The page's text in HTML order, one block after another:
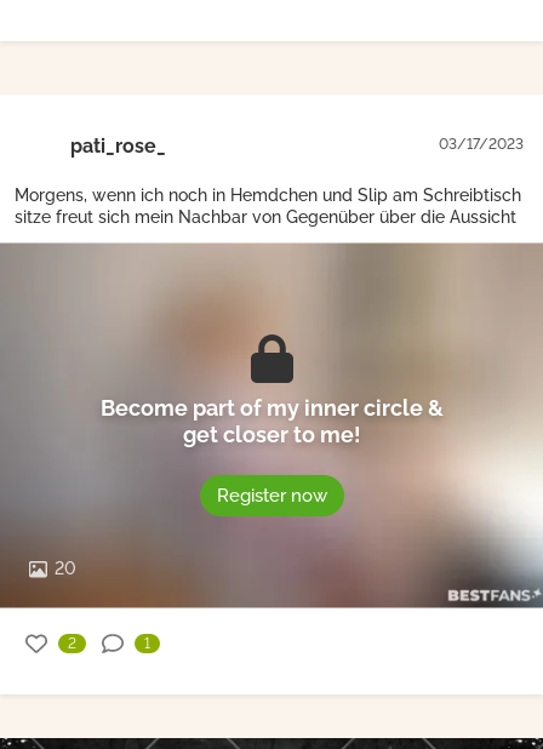
pati_rose_ 03/17/2023
Morgens, wenn ich noch in Hemdchen und Slip am Schreibtisch
sitze freut sich mein Nachbar von Gegenüber über die Aussicht
20
Become part of my inner circle &
get closer to me!
Register now
2 1